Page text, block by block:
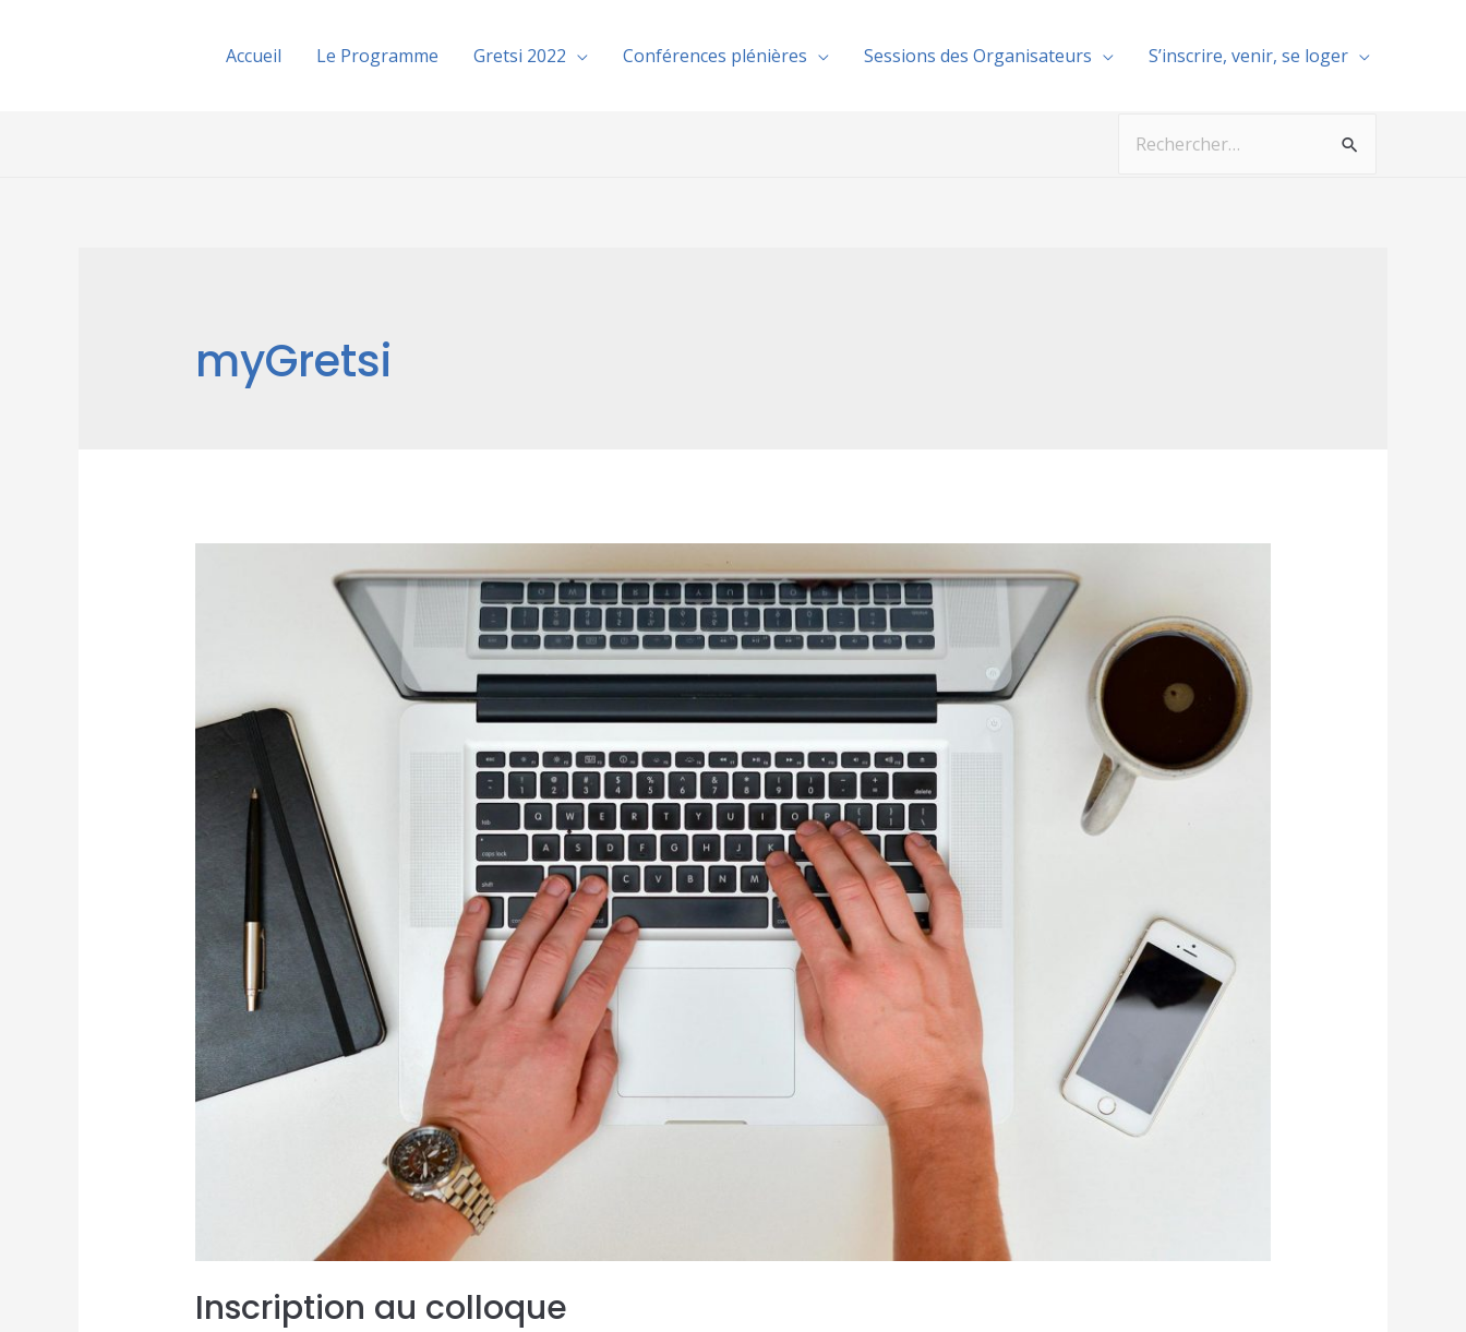
Accueil Le Programme Gretsi 2022 Conférences plénières Sessions des Organisateurs S’inscrire, venir, se loger
myGretsi
Inscription au colloque